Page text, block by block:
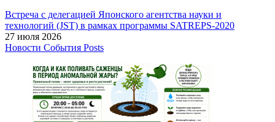
Встреча с делегацией Японского агентства науки и
технологий (JST) в рамках программы SATREPS-2020
27 июля 2026
Новости События Posts